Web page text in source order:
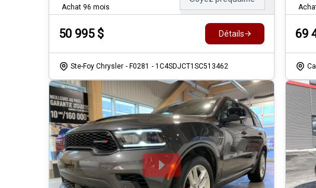
Achat 96 mois
50 995$ Détails
Ste-Foy Chrysler - F0281 - 1C4SDJCT1SC513462
69